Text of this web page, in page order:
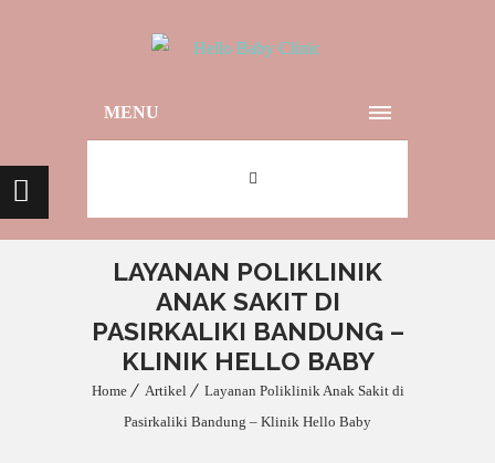
MENU
LAYANAN POLIKLINIK
ANAK SAKIT DI
PASIRKALIKI BANDUNG –
KLINIK HELLO BABY
Home Artikel
Layanan Poliklinik Anak Sakit di
Pasirkaliki Bandung – Klinik Hello Baby